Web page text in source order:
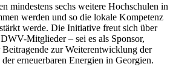
mindestens sechs weitere Hochschulen in
werden und so die lokale Kompetenz
werde. Die Initiative freut sich über
Mitglieder – sei es als Sponsor,
zur Weiterentwicklung der
erneuerbaren Energien in Georgien.